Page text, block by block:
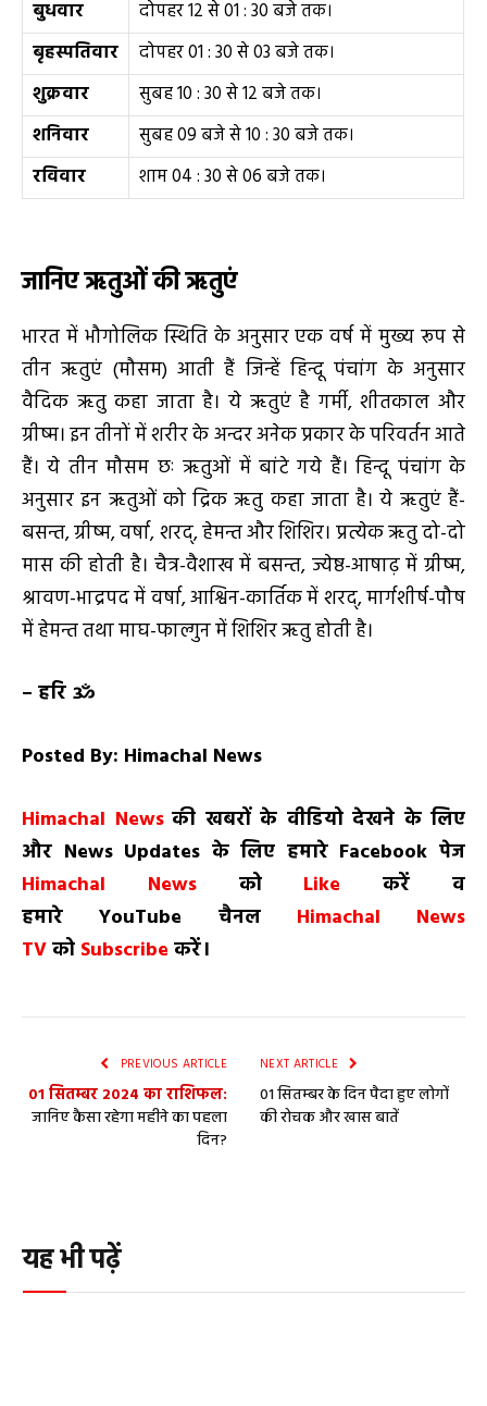
बुधवार
दोपहर 12 से 01 : 30 बजे तक।
बृहस्पतिवार
दोपहर 01 : 30 से 03 बजे तक।
शुक्रवार
सुबह 10 : 30 से 12 बजे तक।
शनिवार
सुबह 09 बजे से 10 : 30 बजे तक।
रविवार
शाम 04 : 30 से 06 बजे तक।
जानिए ऋतुओं की ऋतुएं
भारत में भौगोलिक स्थिति के अनुसार एक वर्ष में मुख्य रूप से
तीन ऋतुएं (मौसम) आती हैं जिन्हें हिन्दू पंचांग के अनुसार
वैदिक ऋतु कहा जाता है। ये ऋतुएं है गर्मी, शीतकाल और
ग्रीष्म। इन तीनों में शरीर के अन्दर अनेक प्रकार के परिवर्तन आते
हैं। ये तीन मौसम छः ऋतुओं में बांटे गये हैं। हिन्दू पंचांग के
अनुसार इन ऋतुओं को द्रिक ऋतु कहा जाता है। ये ऋतुएं हैं-
बसन्त, ग्रीष्म, वर्षा, शरद्, हेमन्त और शिशिर। प्रत्येक ऋतु दो-दो
मास की होती है। चैत्र-वैशाख में बसन्त, ज्येष्ठ-आषाढ़ में ग्रीष्म,
श्रावण-भाद्रपद में वर्षा, आश्विन-कार्तिक में शरद्, मार्गशीर्ष-पौष
में हेमन्त तथा माघ-फाल्गुन में शिशिर ऋतु होती है।
– हरि ॐ
Posted By: Himachal News
Himachal News की खबरों के वीडियो देखने के लिए
और News Updates के लिए हमारेFacebookपेज
Himachal Newsको Likeकरें व
हमारे YouTube चैनल
Himachal News
TVको Subscribe करें।
PREVIOUS ARTICLE
01 सितम्बर 2024 का राशिफल:
जानिए कैसा रहेगा महीने का पहला
दिन?
NEXT ARTICLE
01 सितम्बर के दिन पैदा हुए लोगों
की रोचक और खास बातें
यह भी पढ़ें